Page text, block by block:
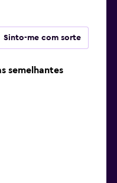
Sinto-me com sorte
semelhantes